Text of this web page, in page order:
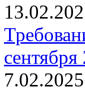
сентября
7.02.2025